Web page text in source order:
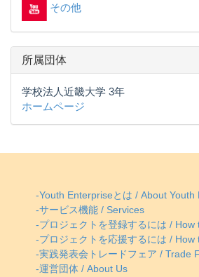
その他
所属団体
学校法人近畿大学 3年
ホームページ
-Youth Enterpriseとは / About Youth
-サービス機能 / Services
-プロジェクトを登録するには /
-プロジェクトを応援するには /
-実践発表会トレードフェア / Trade
-運営団体 / About Us